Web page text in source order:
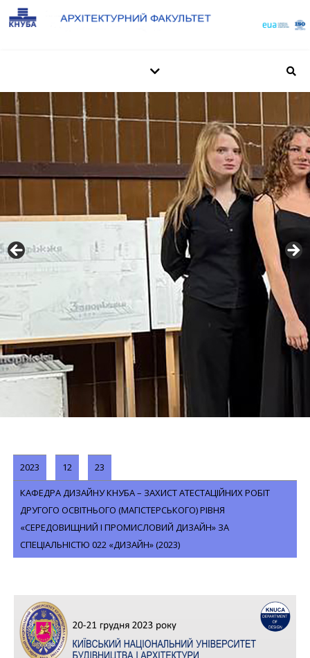
2023 12 23
КАФЕДРА ДИЗАЙНУ КНУБА – ЗАХИСТ АТЕСТАЦІЙНИХ РОБІТ
ДРУГОГО ОСВІТНЬОГО (МАГІСТЕРСЬКОГО) РІВНЯ
«СЕРЕДОВИЩНИЙ І ПРОМИСЛОВИЙ ДИЗАЙН» ЗА
СПЕЦІАЛЬНІСТЮ 022 «ДИЗАЙН» (2023)